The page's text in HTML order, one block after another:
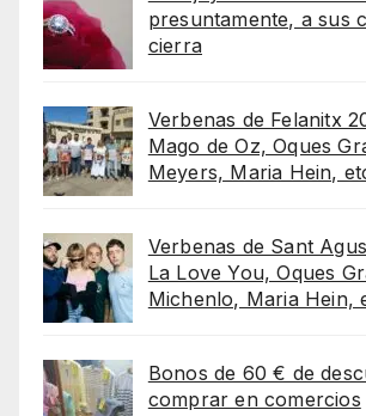
presuntamente, a sus
cierra
Verbenas de Felanitx
Mago de Oz, Oques
Meyers, Maria Hein,
Verbenas de Sant
La Love You, Oques
Michenlo, Maria Hein,
Bonos de 60 € de
comprar en comercios